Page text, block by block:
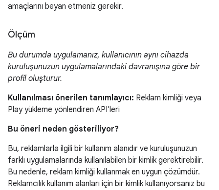
amaçlarını beyan etmeniz gerekir.
Ölçüm
Bu durumda uygulamanız, kullanıcının aynı cihazda
kuruluşunuzun uygulamalarındaki davranışına göre bir
profil oluşturur.
Kullanılması önerilen tanımlayıcı: Reklam kimliği veya
Play yükleme yönlendiren API'leri
Bu öneri neden gösteriliyor?
Bu, reklamlarla ilgili bir kullanım alanıdır ve kuruluşunuzun
farklı uygulamalarında kullanılabilen bir kimlik gerektirebilir.
Bu nedenle, reklam kimliği kullanmak en uygun çözümdür.
Reklamcılık kullanım alanları için bir kimlik kullanıyorsanız bu